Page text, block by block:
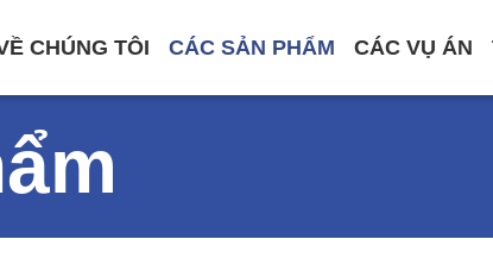
CHÚNG TÔI CÁC SẢN PHẨM CÁC VỤ ÁN